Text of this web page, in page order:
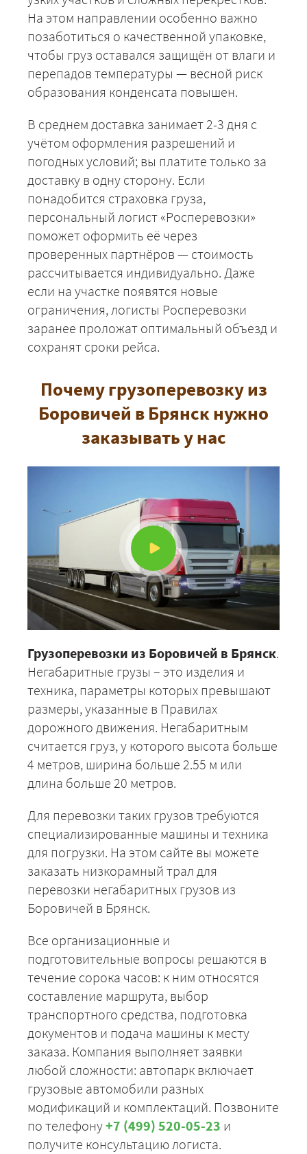
На этом направлении особенно важно
позаботиться о качественной упаковке,
чтобы груз оставался защищён от влаги и
перепадов температуры — весной риск
образования конденсата повышен.
В среднем доставка занимает 2-3 дня с
учётом оформления разрешений и
погодных условий; вы платите только за
доставку в одну сторону. Если
понадобится страховка груза,
персональный логист «Росперевозки»
поможет оформить её через
проверенных партнёров — стоимость
рассчитывается индивидуально. Даже
если на участке появятся новые
ограничения, логисты Росперевозки
заранее проложат оптимальный объезд и
сохранят сроки рейса.
Почему грузоперевозку из
Боровичей в Брянск нужно
заказывать у нас
Грузоперевозки из Боровичей в Брянск.
Негабаритные грузы – это изделия и
техника, параметры которых превышают
размеры, указанные в Правилах
дорожного движения. Негабаритным
считается груз, у которого высота больше
4 метров, ширина больше 2.55 м или
длина больше 20 метров.
Для перевозки таких грузов требуются
специализированные машины и техника
для погрузки. На этом сайте вы можете
заказать низкорамный трал для
перевозки негабаритных грузов из
Боровичей в Брянск.
Все организационные и
подготовительные вопросы решаются в
течение сорока часов: к ним относятся
составление маршрута, выбор
транспортного средства, подготовка
документов и подача машины к месту
заказа. Компания выполняет заявки
любой сложности: автопарк включает
грузовые автомобили разных
модификаций и комплектаций. Позвоните
по телефону+7 (499) 520-05-23 и
получите консультацию логиста.
+7 (499) 520-05-23
ЗАКАЗАТЬ